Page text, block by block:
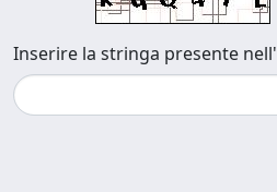
Inserire la stringa presente